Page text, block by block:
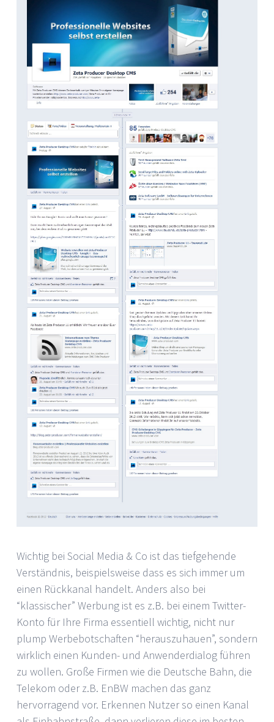
Wichtig bei Social Media & Co ist das tiefgehende
Verständnis, beispielsweise dass es sich immer um
einen Rückkanal handelt. Anders also bei
“klassischer” Werbung ist es z.B. bei einem Twitter-
Konto für Ihre Firma essentiell wichtig, nicht nur
plump Werbebotschaften “herauszuhauen”, sondern
wirklich einen Kunden- und Anwenderdialog führen
zu wollen. Große Firmen wie die Deutsche Bahn, die
Telekom oder z.B. EnBW machen das ganz
hervorragend vor. Erkennen Nutzer so einen Kanal